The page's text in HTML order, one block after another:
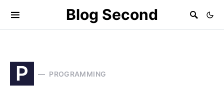
Blog Second
P PROGRAMMING